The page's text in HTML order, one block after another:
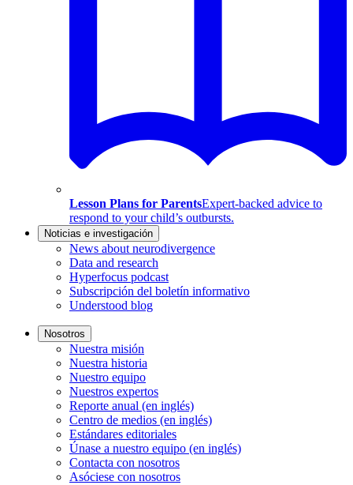
Lesson Plans for ParentsExpert-backed advice to
respond to your child’s outbursts.
Noticias e investigación
News about neurodivergence
Data and research
Hyperfocus podcast
Subscripción del boletín informativo
Understood blog
Nosotros
Nuestra misión
Nuestra historia
Nuestro equipo
Nuestros expertos
Reporte anual (en inglés)
Centro de medios (en inglés)
Estándares editoriales
Únase a nuestro equipo (en inglés)
Contacta con nosotros
Asóciese con nosotros